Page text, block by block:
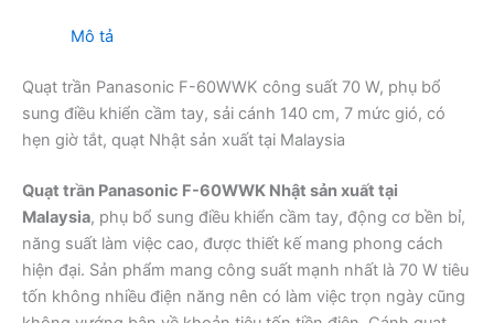
Mô tả
Quạt trần Panasonic F-60WWK công suất 70 W, phụ bổ
sung điều khiển cầm tay, sải cánh 140 cm, 7 mức gió, có
hẹn giờ tắt, quạt Nhật sản xuất tại Malaysia
Quạt trần Panasonic F-60WWK Nhật sản xuất tại
Malaysia, phụ bổ sung điều khiển cầm tay, động cơ bền bỉ,
năng suất làm việc cao, được thiết kế mang phong cách
hiện đại. Sản phẩm mang công suất mạnh nhất là 70 W tiêu
tốn không nhiều điện năng nên có làm việc trọn ngày cũng